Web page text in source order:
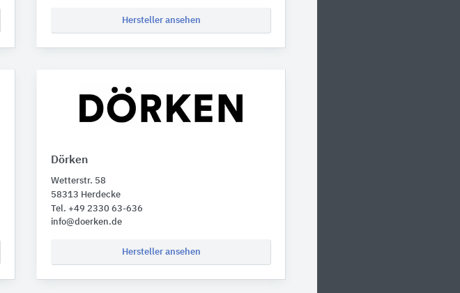
Hersteller ansehen
Dörken
Wetterstr. 58
58313 Herdecke
Tel. +49 2330 63-636
info@doerken.de
Hersteller ansehen